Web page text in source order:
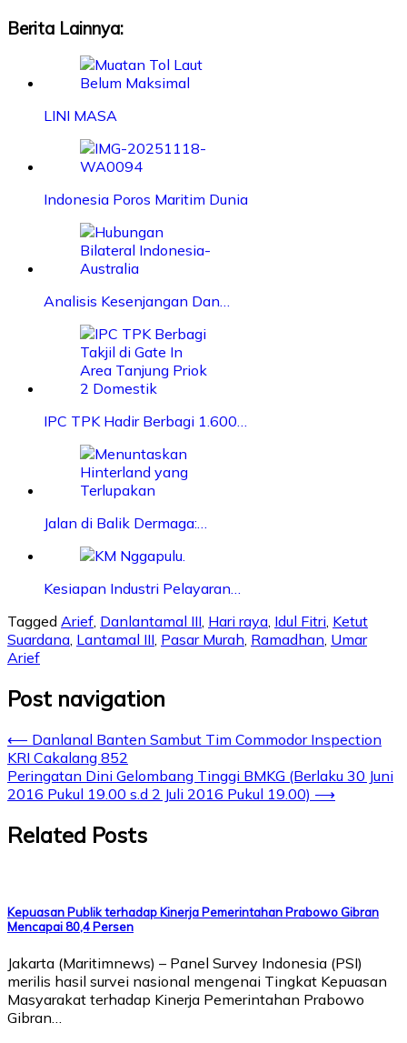
Berita Lainnya:
LINI MASA
Indonesia Poros Maritim Dunia
Analisis Kesenjangan Dan…
IPC TPK Hadir Berbagi 1.600…
Jalan di Balik Dermaga:…
Kesiapan Industri Pelayaran…
Tagged Arief, Danlantamal III, Hari raya, Idul Fitri, Ketut
Suardana, Lantamal III, Pasar Murah, Ramadhan, Umar
Arief
Post navigation
⟵ Danlanal Banten Sambut Tim Commodor Inspection
KRI Cakalang 852
Peringatan Dini Gelombang Tinggi BMKG (Berlaku 30 Juni
2016 Pukul 19.00 s.d 2 Juli 2016 Pukul 19.00) ⟶
Related Posts
Kepuasan Publik terhadap Kinerja Pemerintahan Prabowo Gibran
Mencapai 80,4 Persen
Jakarta (Maritimnews) – Panel Survey Indonesia (PSI)
merilis hasil survei nasional mengenai Tingkat Kepuasan
Masyarakat terhadap Kinerja Pemerintahan Prabowo
Gibran…